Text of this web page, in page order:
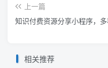
上一篇
知识付费资源分享小程序，
相关推荐